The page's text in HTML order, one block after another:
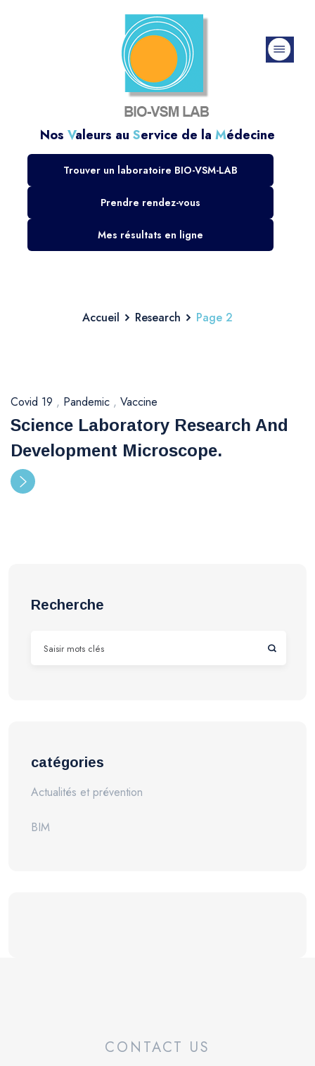
Nos Valeurs au Service de la Médecine
Trouver un laboratoire BIO-VSM-LAB
Prendre rendez-vous
Mes résultats en ligne
Accueil Research Page 2
Covid 19 , Pandemic , Vaccine
Science Laboratory Research And
Development Microscope.
Recherche
catégories
Actualités et prévention
BIM
CONTACT US